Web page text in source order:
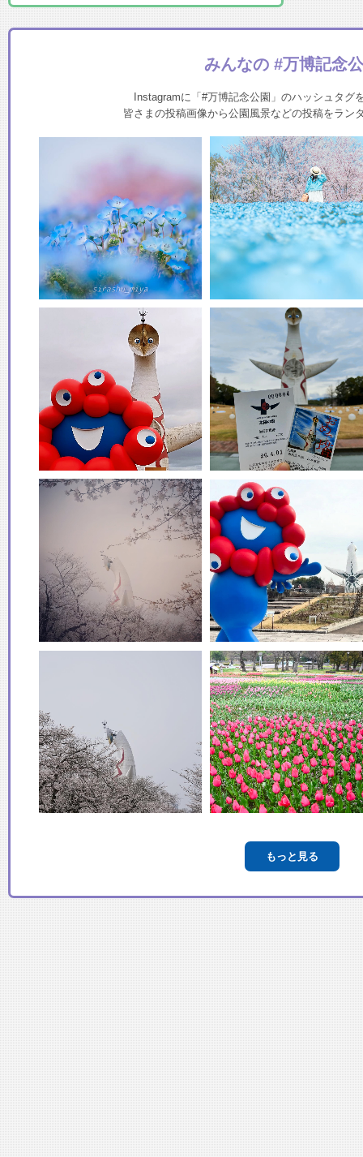
みんなの #万博記念
Instagramに「#万博記念公園」のハッシュタグ
皆さまの投稿画像から公園風景などの投稿をラン
もっと見る